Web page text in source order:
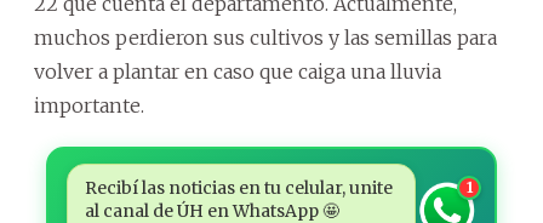
muchos perdieron sus cultivos y las semillas para
volver a plantar en caso que caiga una lluvia
importante.
Recibí las noticias en tu celular, unite
al canal de ÚH en WhatsApp 🤩
1